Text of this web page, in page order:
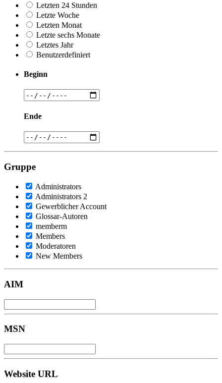
Letzten 24 Stunden
Letzte Woche
Letzten Monat
Letzte sechs Monate
Letztes Jahr
Benutzerdefiniert
Beginn
Ende
Gruppe
Administrators
Administrators 2
Gewerblicher Account
Glossar-Autoren
memberm
Members
Moderatoren
New Members
AIM
MSN
Website URL